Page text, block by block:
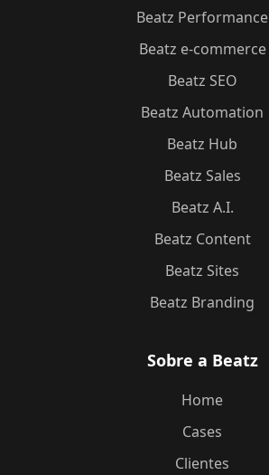
Beatz Performance
Beatz e-commerce
Beatz SEO
Beatz Automation
Beatz Hub
Beatz Sales
Beatz A.I.
Beatz Content
Beatz Sites
Beatz Branding
Sobre a Beatz
Home
Cases
Clientes